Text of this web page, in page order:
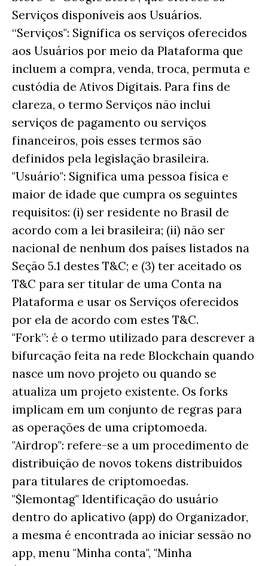
Serviços disponíveis aos Usuários.
“Serviços": Significa os serviços oferecidos
aos Usuários por meio da Plataforma que
incluem a compra, venda, troca, permuta e
custódia de Ativos Digitais. Para fins de
clareza, o termo Serviços não inclui
serviços de pagamento ou serviços
financeiros, pois esses termos são
definidos pela legislação brasileira.
"Usuário": Significa uma pessoa física e
maior de idade que cumpra os seguintes
requisitos: (i) ser residente no Brasil de
acordo com a lei brasileira; (ii) não ser
nacional de nenhum dos países listados na
Seção 5.1 destes T&C; e (3) ter aceitado os
T&C para ser titular de uma Conta na
Plataforma e usar os Serviços oferecidos
por ela de acordo com estes T&C.
"Fork”: é o termo utilizado para descrever a
bifurcação feita na rede Blockchain quando
nasce um novo projeto ou quando se
atualiza um projeto existente. Os forks
implicam em um conjunto de regras para
as operações de uma criptomoeda.
"Airdrop": refere-se a um procedimento de
distribuição de novos tokens distribuídos
para titulares de criptomoedas.
"$lemontag" Identificação do usuário
dentro do aplicativo (app) do Organizador,
a mesma é encontrada ao iniciar sessão no
app, menu "Minha conta", "Minha